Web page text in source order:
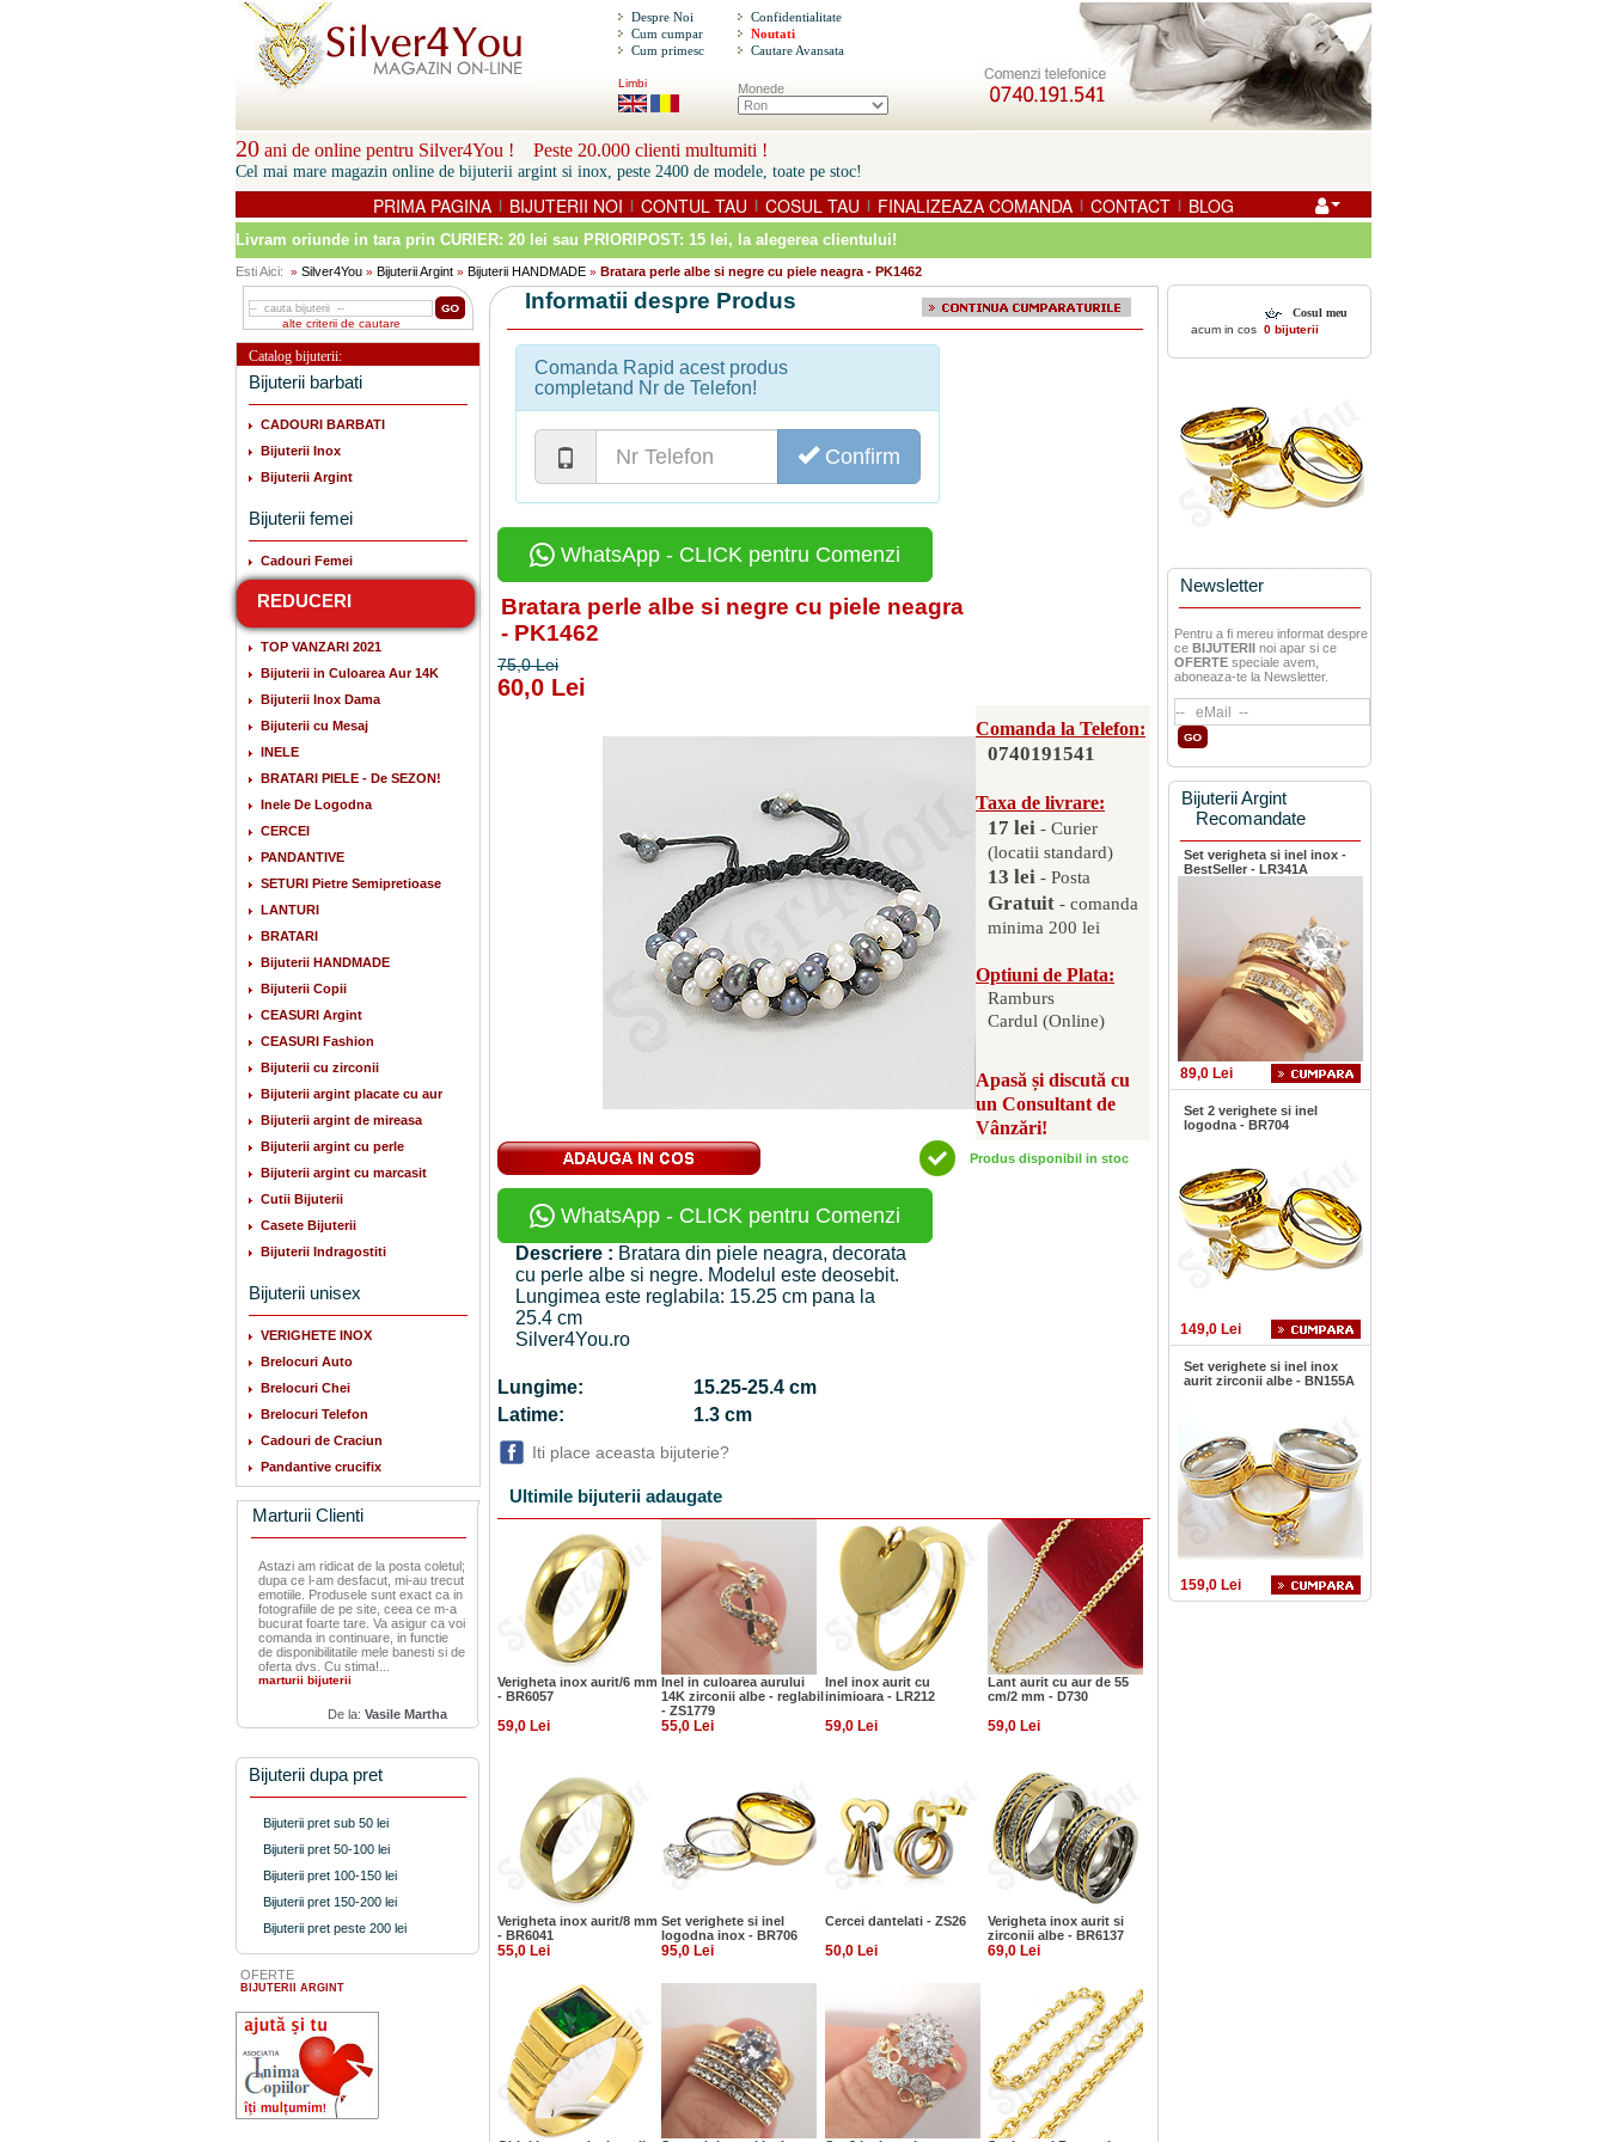
Despre Noi
Cum cumpar
Cum primesc
Confidentialitate
Noutati
Cautare Avansata
Limbi Monede
20 ani de online pentru Silver4You ! Peste 20.000 clienti multumiti !
Cel mai mare magazin online de bijuterii argint si inox, peste 2400 de modele, toate pe stoc!
PRIMA PAGINA | BIJUTERII NOI | CONTUL TAU | COSUL TAU | FINALIZEAZA COMANDA | CONTACT | BLOG
Livram oriunde in tara prin CURIER: 20 lei sau PRIORIPOST: 15 lei, la alegerea clientului!
Esti Aici: » Silver4You » Bijuterii Argint » Bijuterii HANDMADE » Bratara perle albe si negre cu piele neagra - PK1462
alte criterii de cautare
Catalog bijuterii:
Bijuterii barbati
CADOURI BARBATI
Bijuterii Inox
Bijuterii Argint
Bijuterii femei
Cadouri Femei
REDUCERI
TOP VANZARI 2021
Bijuterii in Culoarea Aur 14K
Bijuterii Inox Dama
Bijuterii cu Mesaj
INELE
BRATARI PIELE - De SEZON!
Inele De Logodna
CERCEI
PANDANTIVE
SETURI Pietre Semipretioase
LANTURI
BRATARI
Bijuterii HANDMADE
Bijuterii Copii
CEASURI Argint
CEASURI Fashion
Bijuterii cu zirconii
Bijuterii argint placate cu aur
Bijuterii argint de mireasa
Bijuterii argint cu perle
Bijuterii argint cu marcasit
Cutii Bijuterii
Casete Bijuterii
Bijuterii Indragostiti
Bijuterii unisex
VERIGHETE INOX
Brelocuri Auto
Brelocuri Chei
Brelocuri Telefon
Cadouri de Craciun
Pandantive crucifix
Marturii Clienti
Astazi am ridicat de la posta coletul;
dupa ce l-am desfacut, mi-au trecut
emotiile. Produsele sunt exact ca in
fotografiile de pe site, ceea ce m-a
bucurat foarte tare. Va asigur ca voi
comanda in continuare, in functie
de disponibilitatile mele banesti si de
oferta dvs. Cu stima!...
marturii bijuterii
De la: Vasile Martha
Bijuterii dupa pret
Bijuterii pret sub 50 lei
Bijuterii pret 50-100 lei
Bijuterii pret 100-150 lei
Bijuterii pret 150-200 lei
Bijuterii pret peste 200 lei
OFERTE
BIJUTERII ARGINT
Informatii despre Produs
Comanda Rapid acest produs
completand Nr de Telefon!
Confirm
WhatsApp - CLICK pentru Comenzi
Bratara perle albe si negre cu piele neagra
- PK1462
75,0 Lei
60,0 Lei
Comanda la Telefon:
0740191541
Taxa de livrare:
17 lei - Curier
(locatii standard)
13 lei - Posta
Gratuit - comanda
minima 200 lei
Optiuni de Plata:
Ramburs
Cardul (Online)
Apasă și discută cu
un Consultant de
Vânzări!
Produs disponibil in stoc
WhatsApp - CLICK pentru Comenzi
Descriere : Bratara din piele neagra, decorata
cu perle albe si negre. Modelul este deosebit.
Lungimea este reglabila: 15.25 cm pana la
25.4 cm
Silver4You.ro
Lungime:
15.25-25.4 cm
Latime:
1.3 cm
Iti place aceasta bijuterie?
Ultimile bijuterii adaugate
Verigheta inox aurit/6 mm
- BR6057
Inel in culoarea aurului
14K zirconii albe - reglabil
- ZS1779
Inel inox aurit cu
inimioara - LR212
Lant aurit cu aur de 55
cm/2 mm - D730
59,0 Lei 55,0 Lei 59,0 Lei 59,0 Lei
Verigheta inox aurit/8 mm
- BR6041
Set verighete si inel
logodna inox - BR706
Cercei dantelati - ZS26
Verigheta inox aurit si
zirconii albe - BR6137
55,0 Lei 95,0 Lei 50,0 Lei 69,0 Lei
Cosul meu
acum in cos 0 bijuterii
Newsletter
Pentru a fi mereu informat despre
ce BIJUTERII noi apar si ce
OFERTE speciale avem,
aboneaza-te la Newsletter.
Bijuterii Argint
Recomandate
Set verigheta si inel inox -
BestSeller - LR341A
89,0 Lei
Set 2 verighete si inel
logodna - BR704
149,0 Lei
Set verighete si inel inox
aurit zirconii albe - BN155A
159,0 Lei